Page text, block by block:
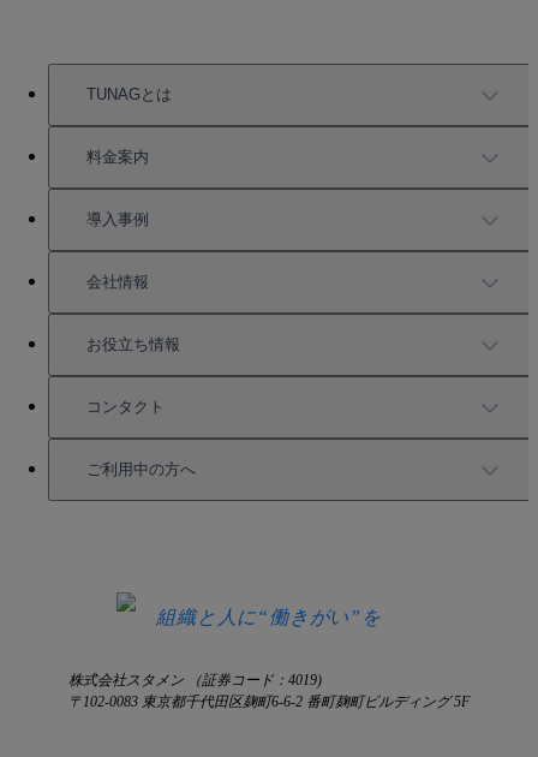
TUNAGとは
TUNAGの特徴
機能一覧
充実したサポート
料金案内
料金案内
導入事例
導入事例
活用方法
会社情報
会社情報
お役立ち情報
お役立ち資料一覧
セミナー情報
コンタクト
サービス資料請求
ご利用中の方へ
組織と人に“働きがい”を
株式会社スタメン （証券コード：4019)
〒102-0083 東京都千代田区麹町6-6-2 番町麹町ビルディング 5F